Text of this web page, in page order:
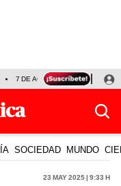
7 DE AGOSTO OLLANTA
SOCIEDAD MUNDO
23 May 2025 | 9:33 h